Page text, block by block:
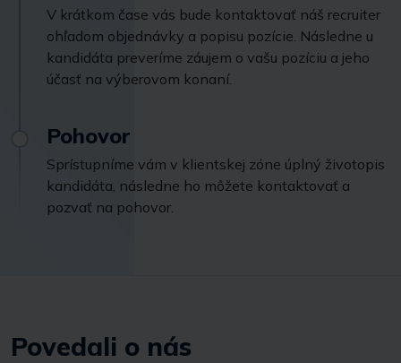
V krátkom čase vás bude kontaktovať náš recruiter
ohľadom objednávky a popisu pozície. Následne u
kandidáta preveríme záujem o vašu pozíciu a jeho
účasť na výberovom konaní.
Pohovor
Sprístupníme vám v klientskej zóne úplný životopis
kandidáta, následne ho môžete kontaktovať a
pozvať na pohovor.
Povedali o nás